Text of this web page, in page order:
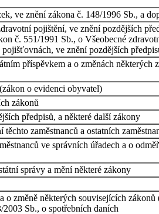
ve znění zákona č. 148/1996 Sb., a
pojištění, ve znění pozdějších
č. 551/1991 Sb., o Všeobecné
ve znění pozdějších
příspěvkem a o změnách
o evidenci obyvatel)
zákonů
předpisů, a některé další zákony
zaměstnanců a ostatních
ve správních úřadech a o
správy a mění některé zákony
změně některých souvisejících
Sb., o spotřebních daních